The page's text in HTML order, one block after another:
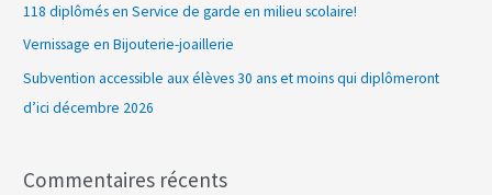
h
e
r
118 diplômés en Service de garde en milieu scolaire!
Vernissage en Bijouterie-joaillerie
Subvention accessible aux élèves 30 ans et moins qui diplômeront
d’ici décembre 2026
Commentaires récents